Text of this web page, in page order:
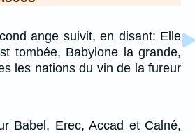
ange suivit, en disant: Elle
tombée, Babylone la grande,
les nations du vin de la fureur
Babel, Erec, Accad et Calné,